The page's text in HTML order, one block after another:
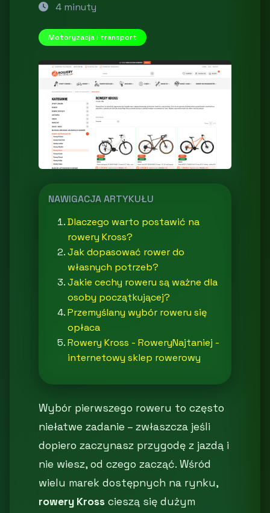
4 minuty
Motoryzacja i transport
NAWIGACJA ARTYKUŁU
Dlaczego warto postawić na
rowery Kross?
Jak dopasować rower do
własnych potrzeb?
Jakie cechy roweru są ważne dla
osoby początkującej?
Przemyślany wybór roweru się
opłaca
Rowery Kross - RoweryNajtaniej -
internetowy sklep rowerowy
Wybór pierwszego roweru to często
niełatwe zadanie – zwłaszcza jeśli
dopiero zaczynasz przygodę z jazdą i
nie wiesz, od czego zacząć. Wśród
wielu marek dostępnych na rynku,
rowery Kross cieszą się dużym